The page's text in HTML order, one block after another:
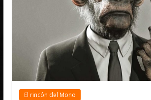
El rincón del Mono